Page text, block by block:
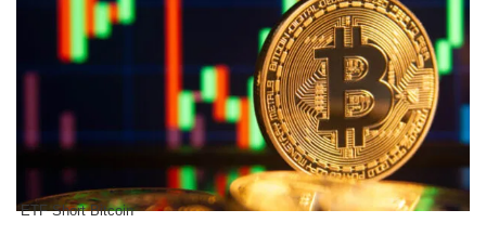
ETF Short Bitcoin